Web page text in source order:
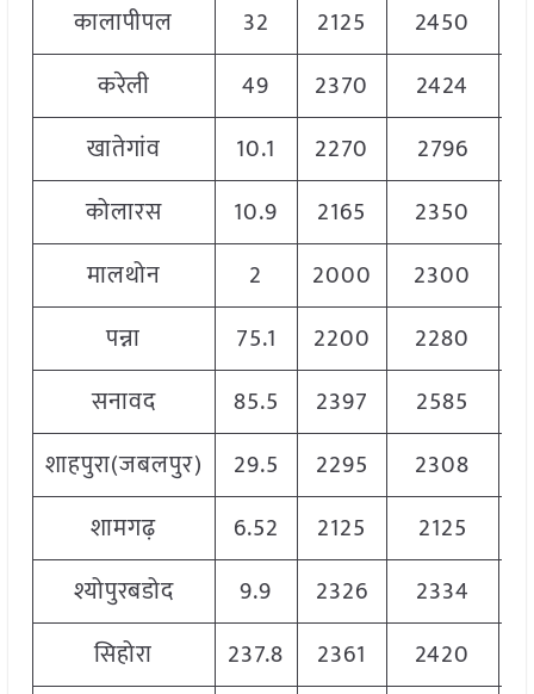
कालापीपल
32 2125 2450
करेली
49 2370 2424
खातेगांव
10.1 2270 2796
कोलारस
10.9 2165 2350
मालथोन
2 2000 2300
पन्ना
75.1 2200 2280
सनावद
85.5 2397 2585
शाहपुरा(जबलपुर)
29.5 2295 2308
शामगढ़
6.52 2125 2125
श्योपुरबडोद
9.9 2326 2334
सिहोरा
237.8 2361 2420